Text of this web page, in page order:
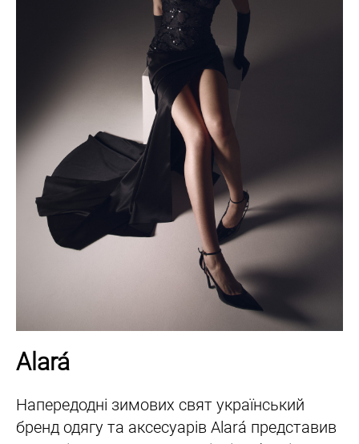
Alará
Напередодні зимових свят український
бренд одягу та аксесуарів Alará представив